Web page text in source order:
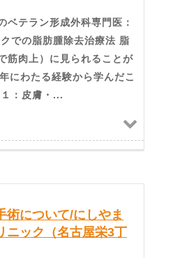
ベテラン形成外科専門医：
での脂肪腫除去治療法 脂
筋肉上）に見られることが
にわたる経験から学んだこ
：皮膚・...
術について/にしやま
ニック（名古屋栄3丁